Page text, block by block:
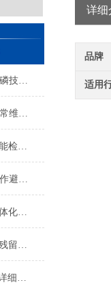
从监测到治理：COD氨氮总磷技术的双领域实战解析
COD氨氮总磷水质检测仪日常维护与试剂管理，降低故障率就靠这几招
食品安全快速检测仪器设备能检什么？一张表说清适用范围
COD氨氮总磷水质检测仪操作避坑指南：这几个步骤直接影响数据准确性
食品安全检测系统有什么一体化配置·2023仪器仪表推荐·山东云唐
2022【云唐制造】茶叶农药残留检测仪多少钱一台@山东云唐仪器仪表制造
大米重金属检测仪@2021【详细版本】@专业检测大米重金属仪器仪表
详细
品牌
适用